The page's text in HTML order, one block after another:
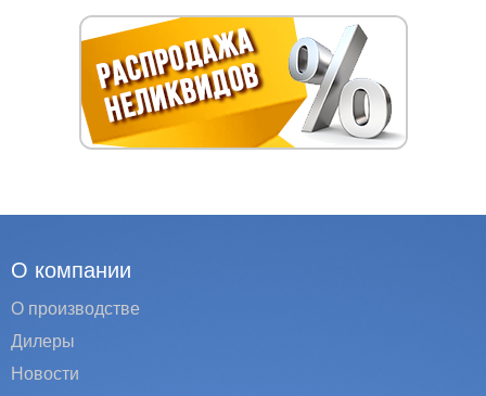
О компании
О производстве
Дилеры
Новости